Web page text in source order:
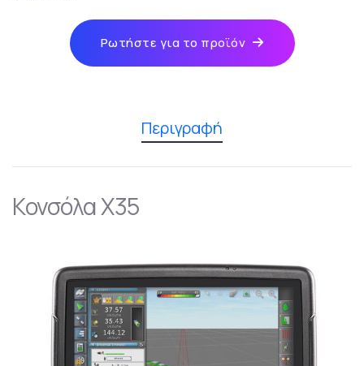
Ρωτήστε για το προϊόν
Περιγραφή
Κονσόλα Χ35